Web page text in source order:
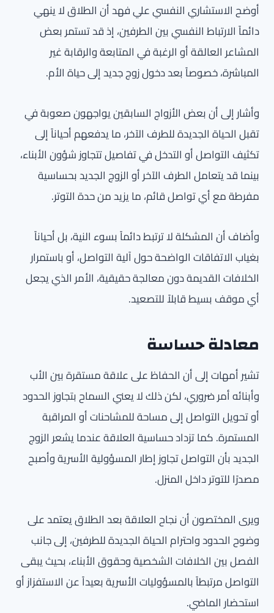
أوضح الاستشاري النفسي علي فهد أن الطلاق لا ينهي
دائماً الارتباط النفسي بين الطرفين، إذ قد تستمر بعض
المشاعر العالقة أو الرغبة في المتابعة والرقابة غير
المباشرة، خصوصاً بعد دخول زوج جديد إلى حياة الأم.
وأشار إلى أن بعض الأزواج السابقين يواجهون صعوبة في
تقبل الحياة الجديدة للطرف الآخر، ما يدفعهم أحياناً إلى
تكثيف التواصل أو التدخل في تفاصيل تتجاوز شؤون الأبناء،
بينما قد يتعامل الطرف الآخر أو الزوج الجديد بحساسية
مفرطة مع أي تواصل قائم، ما يزيد من حدة التوتر.
وأضاف أن المشكلة لا ترتبط دائماً بسوء النية، بل أحياناً
بغياب الاتفاقات الواضحة حول آلية التواصل، أو باستمرار
الخلافات القديمة دون معالجة حقيقية، الأمر الذي يجعل
أي موقف بسيط قابلاً للتصعيد.
معادلة حساسة
تشير أمهات إلى أن الحفاظ على علاقة مستقرة بين الأب
وأبنائه أمر ضروري، لكن ذلك لا يعني السماح بتجاوز الحدود
أو تحويل التواصل إلى مساحة للمشاحنات أو المراقبة
المستمرة. كما تزداد حساسية العلاقة عندما يشعر الزوج
الجديد بأن التواصل تجاوز إطار المسؤولية الأسرية وأصبح
مصدرًا للتوتر داخل المنزل.
ويرى المختصون أن نجاح العلاقة بعد الطلاق يعتمد على
وضوح الحدود واحترام الحياة الجديدة للطرفين، إلى جانب
الفصل بين الخلافات الشخصية وحقوق الأبناء، بحيث يبقى
التواصل مرتبطاً بالمسؤوليات الأسرية بعيداً عن الاستفزاز أو
استحضار الماضي.